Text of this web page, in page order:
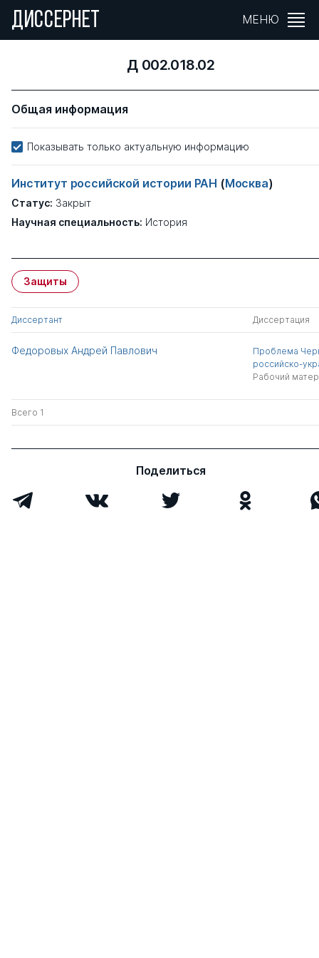
ДИССЕРНЕТ МЕНЮ
Д 002.018.02
Общая информация
Показывать только актуальную информацию
Институт российской истории РАН (Москва)
Статус: Закрыт
Научная специальность: История
Защиты
Диссертант Диссертация
Федоровых Андрей Павлович
Проблема
российско-
Рабочий
Всего 1
Поделиться